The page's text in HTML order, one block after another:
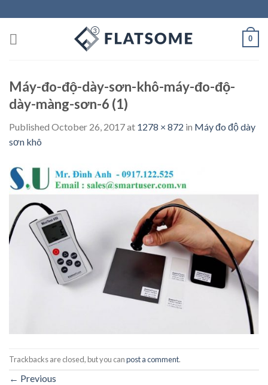
to
content
0
Máy-đo-độ-dày-sơn-khô-máy-đo-độ-
dày-màng-sơn-6 (1)
Published October 26, 2017at 1278 × 872 in Máy đo độ dày
sơn khô
Trackbacks are closed, but you canpost a comment.
← Previous